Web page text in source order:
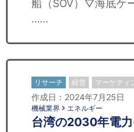
船（SOV）▽海底ケ
……
リサーチ 経営 マーケティ
作成日：2024年7月25日
機械業界 エネルギー
台湾の2030年電力